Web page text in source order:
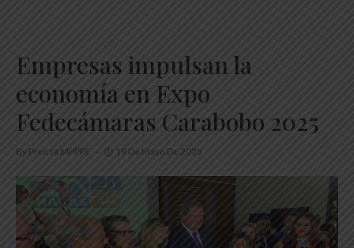
Empresas impulsan la
economía en Expo
Fedecámaras Carabobo 2025
By Prensa MPPRE 19 De Mayo De 2025